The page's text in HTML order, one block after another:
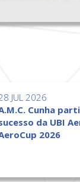
JUL 2026
Cunha
da UBI
2026